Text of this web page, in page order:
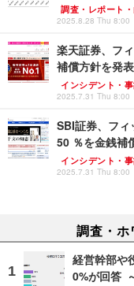
調査・レポート
2025.8.28 Thu 8:00
楽天証券、フ
補償方針を発表
インシデント・
2025.7.31 Thu 8:00
SBI証券、フィ
50 ％を金銭補
インシデント・
2025.7.31 Thu 8:00
調査・ホ
経営幹部や
0%が回答